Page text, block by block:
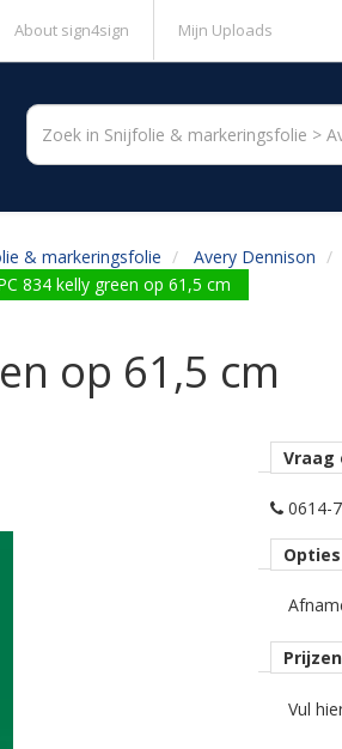
About sign4sign Mijn Uploads
& markeringsfolie Avery Dennison
834 kelly green op 61,5 cm
op 61,5 cm
Vraag
0614-
Opties
Prijzen
Vul